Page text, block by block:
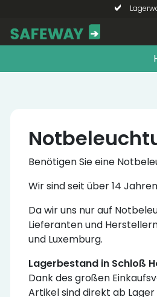
Benötigen Sie eine
Wir sind seit über 14
Da wir uns nur auf
Lieferanten und
und Luxemburg.
Lagerbestand in Schloß
Dank des großen
Artikel sind direkt ab